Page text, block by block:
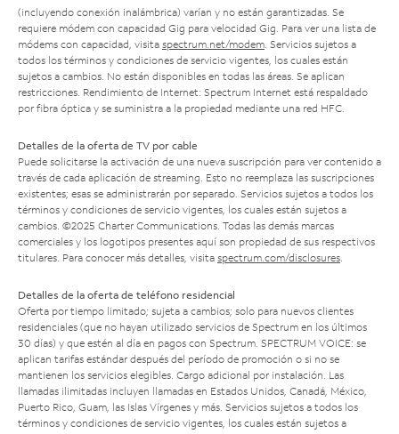
(incluyendo conexión inalámbrica) varían y no están garantizadas. Se
requiere módem con capacidad Gig para velocidad Gig. Para ver una lista de
módems con capacidad, visita spectrum.net/modem . Servicios sujetos a
todos los términos y condiciones de servicio vigentes, los cuales están
sujetos a cambios. No están disponibles en todas las áreas. Se aplican
restricciones. Rendimiento de Internet: Spectrum Internet está respaldado
por fibra óptica y se suministra a la propiedad mediante una red HFC.
Detalles de la oferta de TV por cable
Puede solicitarse la activación de una nueva suscripción para ver contenido a
través de cada aplicación de streaming. Esto no reemplaza las suscripciones
existentes; esas se administrarán por separado. Servicios sujetos a todos los
términos y condiciones de servicio vigentes, los cuales están sujetos a
cambios. ©2025 Charter Communications. Todas las demás marcas
comerciales y los logotipos presentes aquí son propiedad de sus respectivos
titulares. Para conocer más detalles, visita spectrum.com/disclosures
Detalles de la oferta de teléfono residencial
Oferta por tiempo limitado; sujeta a cambios; solo para nuevos clientes
residenciales (que no hayan utilizado servicios de Spectrum en los últimos
30 días) y que estén al día en pagos con Spectrum. SPECTRUM VOICE: se
aplican tarifas estándar después del período de promoción o si no se
mantienen los servicios elegibles. Cargo adicional por instalación. Las
llamadas ilimitadas incluyen llamadas en Estados Unidos, Canadá, México,
Puerto Rico, Guam, las Islas Vírgenes y más. Servicios sujetos a todos los
términos y condiciones de servicio vigentes, los cuales están sujetos a